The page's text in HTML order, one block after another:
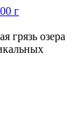
г
грязь озера